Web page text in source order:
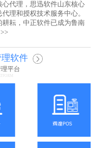
代理，思迅软件山东核心
理和授权技术服务中心。
耘，中正软件已成为鲁南
>>
软件
平台